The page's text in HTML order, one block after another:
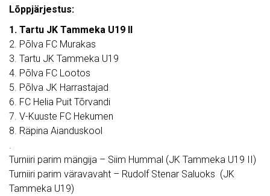
Lõppjärjestus:
1. Tartu JK Tammeka U19 II
2. Põlva FC Murakas
3. Tartu JK Tammeka U19
4. Põlva FC Lootos
5. Põlva JK Harrastajad
6. FC Helia Puit Tõrvandi
7. V-Kuuste FC Hekumen
8. Räpina Aianduskool
.
Turniiri parim mängija – Siim Hummal (JK Tammeka U19 II)
Turniiri parim väravavaht – Rudolf Stenar Saluoks (JK
Tammeka U19)